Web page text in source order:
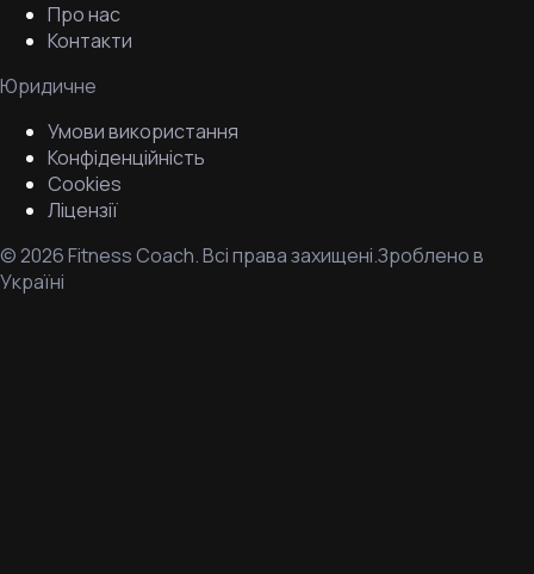
Про нас
Контакти
Юридичне
Умови використання
Конфіденційність
Cookies
Ліцензії
©2026Fitness Coach.Всі права захищені.Зроблено в
Україні